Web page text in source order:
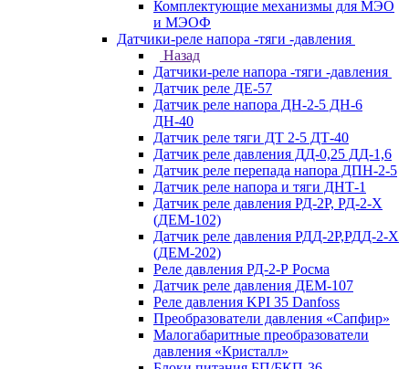
Комплектующие механизмы для МЭО
и МЭОФ
Датчики-реле напора -тяги -давления
Назад
Датчики-реле напора -тяги -давления
Датчик реле ДЕ-57
Датчик реле напора ДН-2-5 ДН-6
ДН-40
Датчик реле тяги ДТ 2-5 ДТ-40
Датчик реле давления ДД-0,25 ДД-1,6
Датчик реле перепада напора ДПН-2-5
Датчик реле напора и тяги ДНТ-1
Датчик реле давления РД-2Р, РД-2-Х
(ДЕМ-102)
Датчик реле давления РДД-2Р,РДД-2-Х
(ДЕМ-202)
Реле давления РД-2-Р Росма
Датчик реле давления ДЕМ-107
Реле давления KPI 35 Danfoss
Преобразователи давления «Сапфир»
Малогабаритные преобразователи
давления «Кристалл»